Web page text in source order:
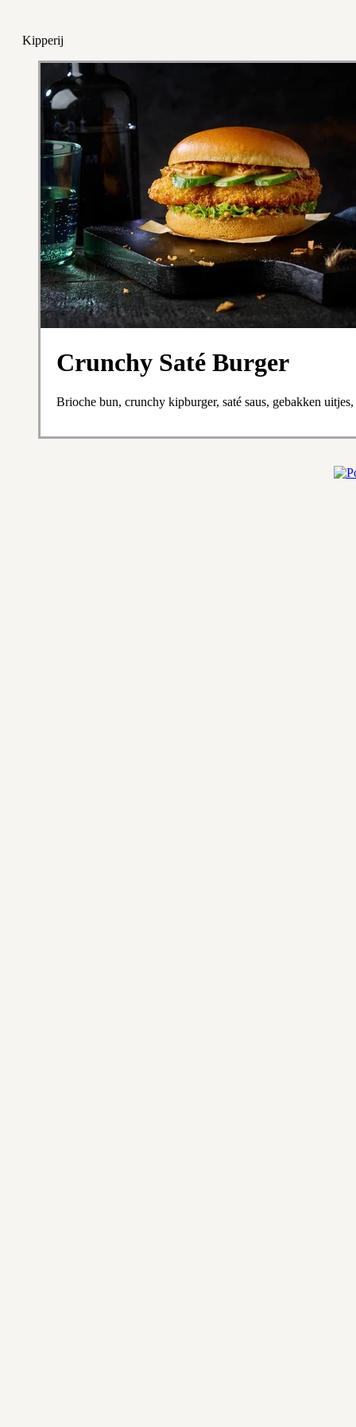
Kipperij
Crunchy Saté Burger
Brioche bun, crunchy kipburger, saté saus, gebakken